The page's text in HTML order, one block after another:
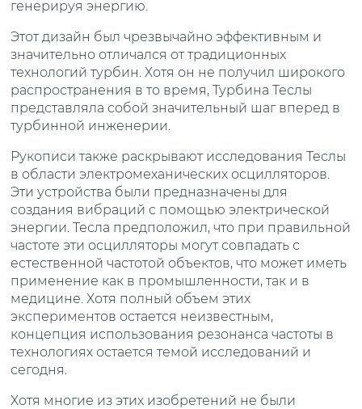
генерируя энергию.
Этот дизайн был чрезвычайно эффективным и
значительно отличался от традиционных
технологий турбин. Хотя он не получил широкого
распространения в то время, Турбина Теслы
представляла собой значительный шаг вперед в
турбинной инженерии.
Рукописи также раскрывают исследования Теслы
в области электромеханических осцилляторов.
Эти устройства были предназначены для
создания вибраций с помощью электрической
энергии. Тесла предположил, что при правильной
частоте эти осцилляторы могут совпадать с
естественной частотой объектов, что может иметь
применение как в промышленности, так и в
медицине. Хотя полный объем этих
экспериментов остается неизвестным,
концепция использования резонанса частоты в
технологиях остается темой исследований и
сегодня.
Хотя многие из этих изобретений не были